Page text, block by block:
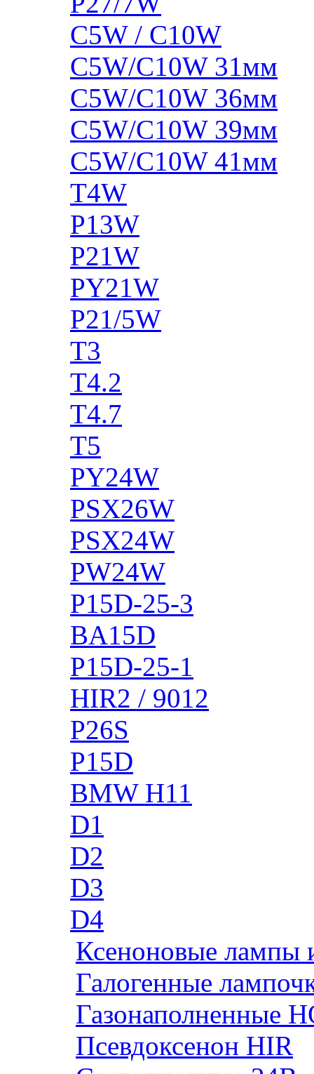
C5W / C10W
C5W/C10W 31мм
C5W/C10W 36мм
C5W/C10W 39мм
C5W/C10W 41мм
T4W
P13W
P21W
PY21W
P21/5W
T3
T4.2
T4.7
T5
PY24W
PSX26W
PSX24W
PW24W
P15D-25-3
BA15D
P15D-25-1
HIR2 / 9012
P26S
P15D
BMW H11
D1
D2
D3
D4
Ксеноновые лампы
Галогенные
Газонаполненные
Псевдоксенон HIR